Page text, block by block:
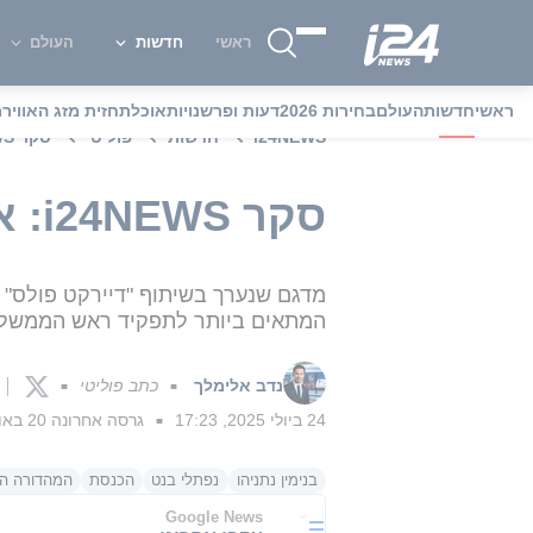
ראשי חדשות העולם
ראשיחדשותהעולםבחירות 2026 דעות ופרשנויותאוכלתחזית מזג האוויר
i24NEWS
חדשות פוליטי סקר i24NEWS: איך תשפיע מפלגת מילואימניקים על המפה?
סקר i24NEWS: איך תשפיע מפלגת מילואימניקים על המפה?
מדגם שנערך בשיתוף "דיירקט
המתאים ביותר לתפקיד ראש
נדב אלימלך ■ כתב פוליטי ■
24 ביולי 2025, 17:23
■ גרסה אחרונה 20 באוגוסט 2025, 12:39
בנימין נתניהו נפתלי בנט הכנסת המהדורה
Google News